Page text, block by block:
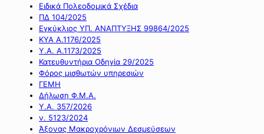
Ειδικά Πολεοδομικά Σχέδια
ΠΔ 104/2025
Εγκύκλιος ΥΠ. ΑΝΑΠΤΥΞΗΣ 99864/2025
ΚΥΑ Α.1176/2025
Υ.Α. Α.1173/2025
Κατευθυντήρια Οδηγία 29/2025
Φόρος μισθωτών υπηρεσιών
ΓΕΜΗ
Δήλωση Φ.Μ.Α.
Υ.Α. 357/2026
ν. 5123/2024
Άξονας Μακροχρόνιων Δεσμεύσεων